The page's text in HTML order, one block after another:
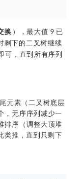
换 ），最大值 9 已
剩下的二叉树继续
可，直到所有序列
元素（二叉树底层
，无序序列减少一
排序（调整大顶堆
类推，直到只剩下